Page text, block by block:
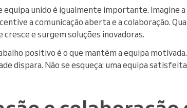
unido é igualmente importante. Imagine a
a comunicação aberta e a colaboração.
e surgem soluções inovadoras.
positivo é o que mantém a equipa
dispara. Não se esqueça: uma equipa